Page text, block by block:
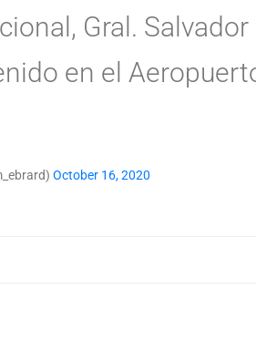
Gral.
en el
October 16, 2020